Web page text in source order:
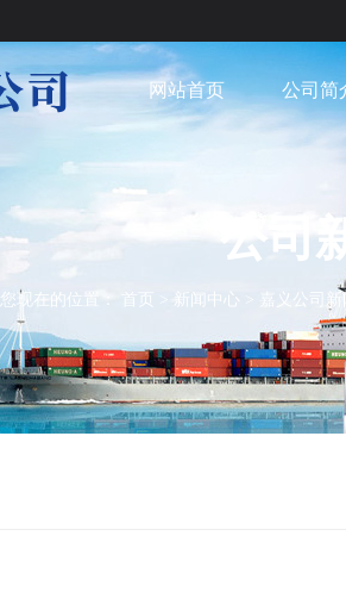
网站首页 公司简
公司
您现在的位置： 首页 > 新闻中心 > 嘉义公司